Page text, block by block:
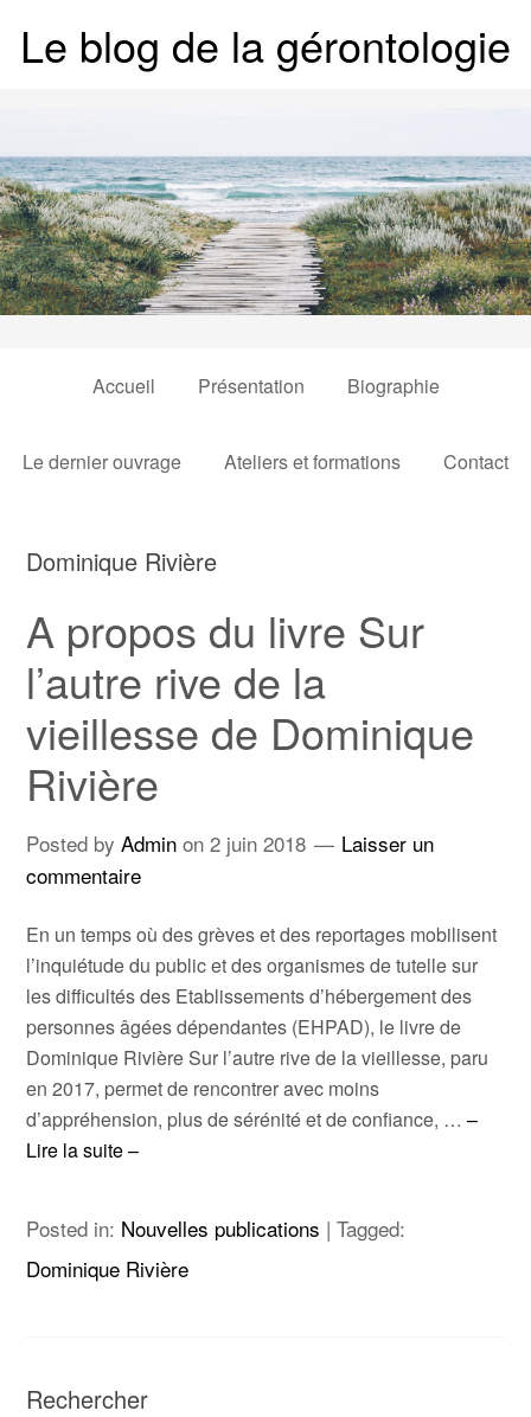
Le blog de la gérontologie
Accueil Présentation Biographie
Le dernier ouvrage Ateliers et formations Contact
Dominique Rivière
A propos du livre Sur
l’autre rive de la
vieillesse de Dominique
Rivière
Posted byAdmin on2 juin 2018
Laisser un
commentaire
En un temps où des grèves et des reportages mobilisent
l’inquiétude du public et des organismes de tutelle sur
les difficultés des Etablissements d’hébergement des
personnes âgées dépendantes (EHPAD), le livre de
Dominique Rivière Sur l’autre rive de la vieillesse, paru
en 2017, permet de rencontrer avec moins
d’appréhension, plus de sérénité et de confiance, …–
Lire la suite –
Posted in: Nouvelles publications |Tagged:
Dominique Rivière
Rechercher